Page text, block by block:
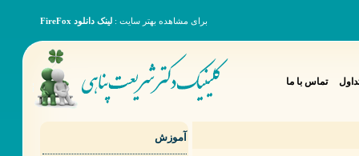
برای مشاهده بهتر سایت : لینک دانلود FireFox
تماس با ما
آموزش